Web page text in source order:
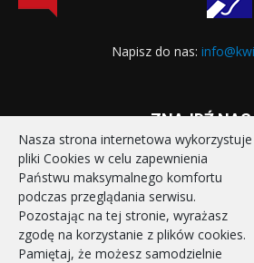
Napisz do nas:
ZNAJDŹ
STRONA GŁÓWNA
Nasza strona internetowa wykorzystuje
pliki Cookies w celu zapewnienia
Państwu maksymalnego komfortu
podczas przeglądania serwisu.
Pozostając na tej stronie, wyrażasz
zgodę na korzystanie z plików cookies.
Pamiętaj, że możesz samodzielnie